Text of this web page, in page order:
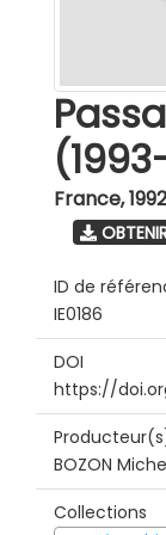
France,
ID de
IE0186
DOI
https://
BOZON
Collections